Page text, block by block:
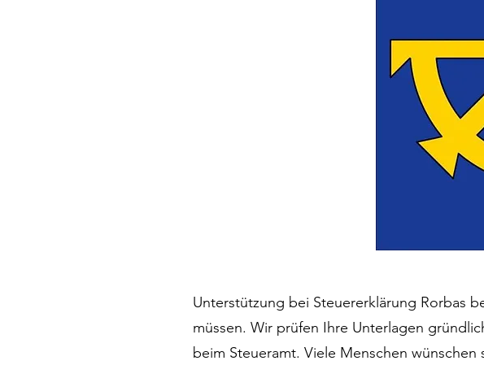
Unterstützung bei Steuererklärung Rorbas
müssen. Wir prüfen Ihre Unterlagen
beim Steueramt. Viele Menschen